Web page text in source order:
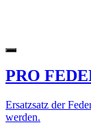
PRO
Ersatzsatz der
werden.